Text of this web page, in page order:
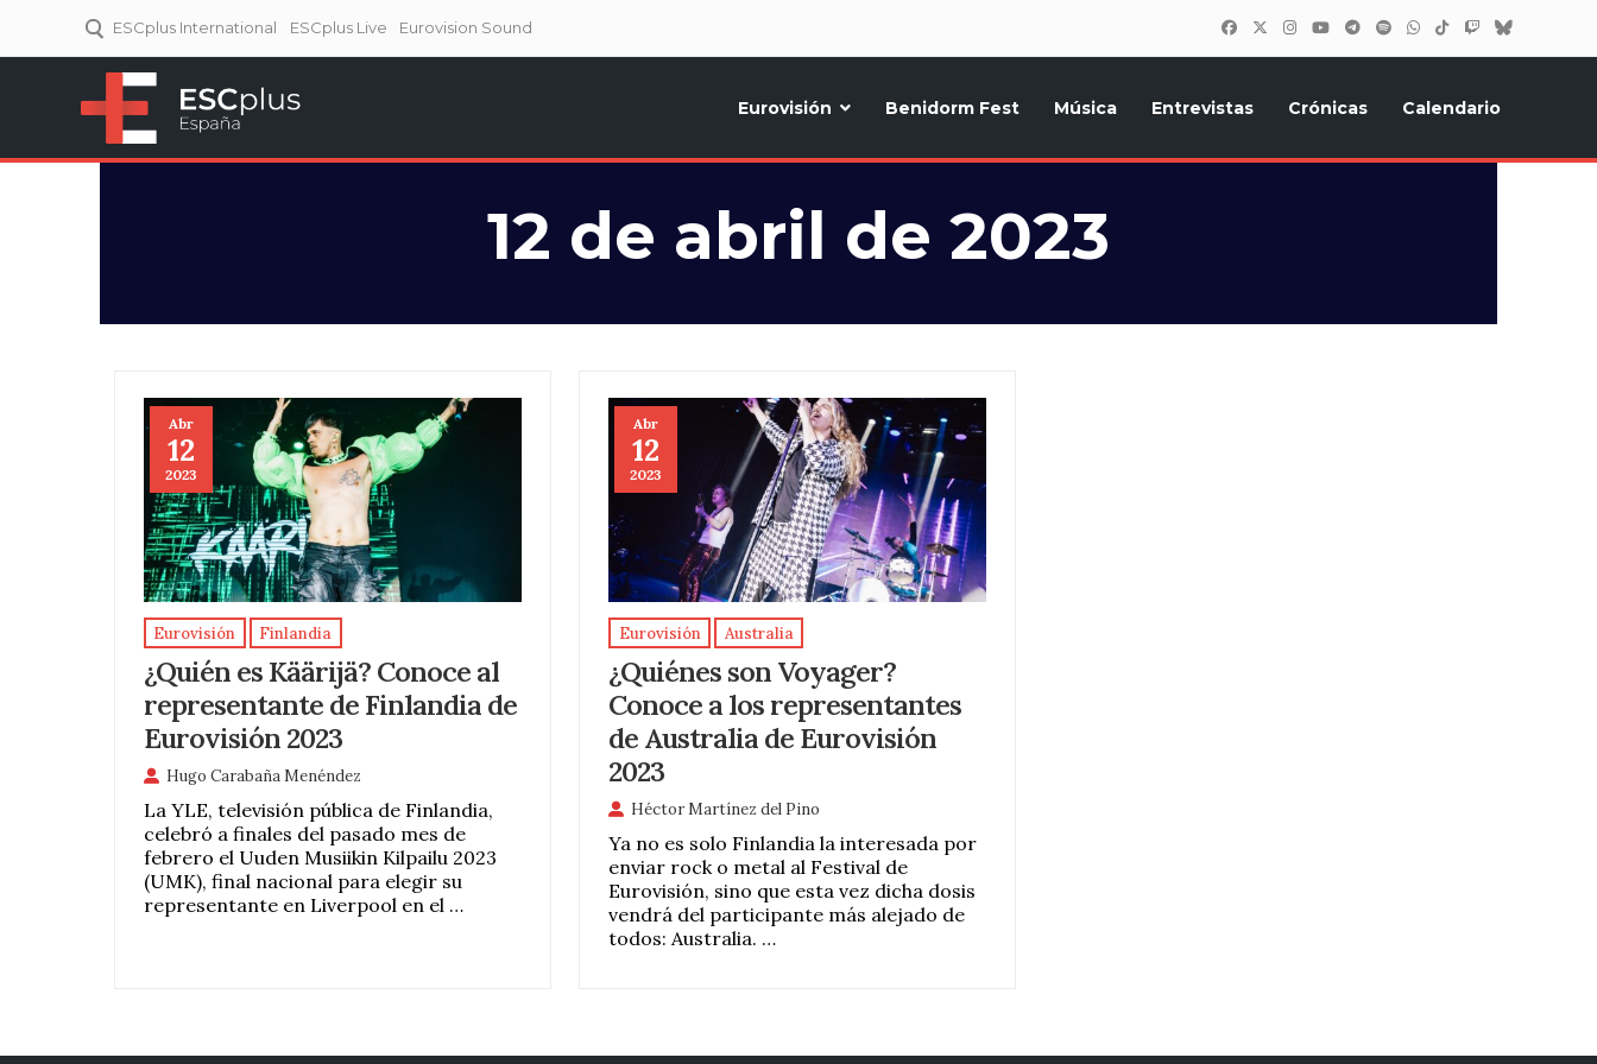
ESCplus International ESCplus Live Eurovision Sound
Eurovisión Benidorm Fest Música Entrevistas Crónicas Calendario
12 de abril de 2023
Abr
12
2023
Eurovisión Finlandia
¿Quién es Käärijä? Conoce al
representante de Finlandia de
Eurovisión 2023
Hugo Carabaña Menéndez
La YLE, televisión pública de Finlandia,
celebró a finales del pasado mes de
febrero el Uuden Musiikin Kilpailu 2023
(UMK), final nacional para elegir su
representante en Liverpool en el …
Abr
12
2023
Eurovisión Australia
¿Quiénes son Voyager?
Conoce a los representantes
de Australia de Eurovisión
2023
Héctor Martínez del Pino
Ya no es solo Finlandia la interesada por
enviar rock o metal al Festival de
Eurovisión, sino que esta vez dicha dosis
vendrá del participante más alejado de
todos: Australia. …